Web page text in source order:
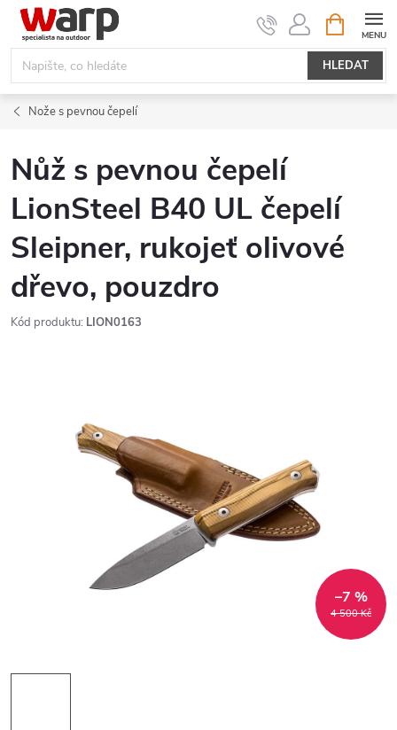
Přejít
obsah
HLEDAT
NÁKUPNÍ
KOŠÍK
Nože s pevnou čepelí
Nůž s pevnou čepelí
LionSteel B40 UL čepelí
Sleipner, rukojeť olivové
dřevo, pouzdro
Kód produktu: LION0163
4 500 Kč
–7 %